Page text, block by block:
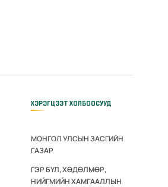
ХЭРЭГЦЭЭТ ХОЛБООСУУД
МОНГОЛ УЛСЫН ЗАСГИЙН
ГАЗАР
ГЭР БҮЛ, ХӨДӨЛМӨР,
НИЙГМИЙН ХАМГААЛЛЫН